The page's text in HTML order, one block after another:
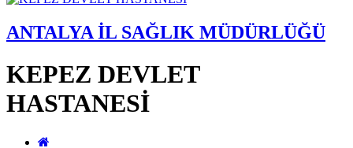
ANTALYA İL SAĞLIK MÜDÜRLÜĞÜ
KEPEZ DEVLET
HASTANESİ